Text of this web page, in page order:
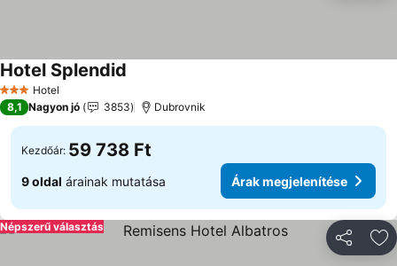
3 Kategória
Hotel
Hotel Splendid
8,1 Nagyon jó 3853 Dubrovnik
Kezdőár: 59 738 Ft
9 oldal árainak mutatása Árak megjelenítése
Népszerű választás